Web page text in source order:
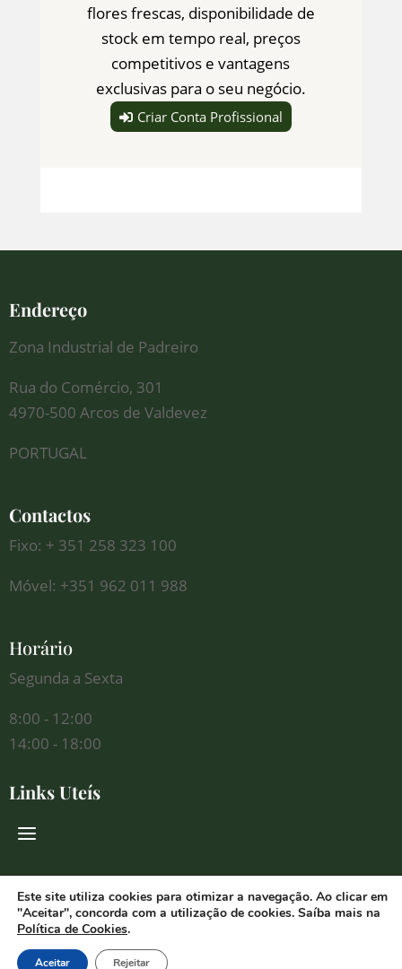
flores frescas, disponibilidade de
stock em tempo real, preços
competitivos e vantagens
exclusivas para o seu negócio.
Criar Conta Profissional
Endereço
Zona Industrial de Padreiro
Rua do Comércio, 301
4970-500 Arcos de Valdevez
PORTUGAL
Contactos
Fixo: + 351 258 323 100
Móvel: +351 962 011 988
Horário
Segunda a Sexta
8:00 - 12:00
14:00 - 18:00
Links Uteís
Redes Sociais
Este site utiliza cookies para otimizar a navegação. Ao clicar em
"Aceitar", concorda com a utilização de cookies. Saíba mais na
Política de Cookies.
Aceitar Rejeitar